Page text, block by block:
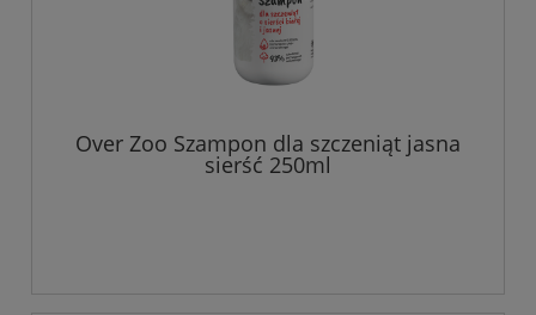
Over Zoo Szampon dla szczeniąt jasna
sierść 250ml